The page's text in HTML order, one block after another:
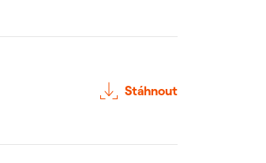
Stáhnout